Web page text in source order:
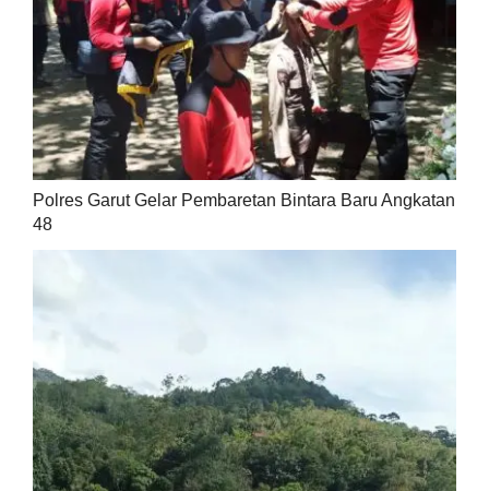
Polres Garut Gelar Pembaretan Bintara Baru Angkatan
48